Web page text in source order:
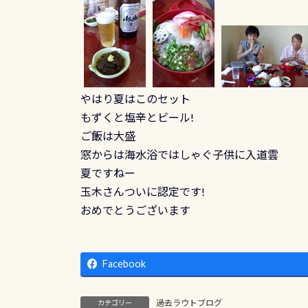
やはり夏はこのセット
もずくと塩辛とビール!
ご飯は大盛
窓からは海水浴ではしゃぐ子供に入道雲
夏ですねー
玉木さんついに認定です!
おめでとうございます
Facebook
カテゴリー 過去ラウトブログ